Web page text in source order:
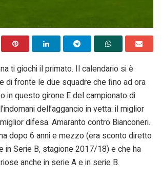
ti giochi il primato. Il calendario si è
di fronte le due squadre che fino ad ora
in questo girone E del campionato di
dell’aggancio in vetta: il miglior
difesa. Amaranto contro Bianconeri.
dopo 6 anni e mezzo (era sconto diretto
in Serie B, stagione 2017/18) e che ha
anche in serie A e in serie B.